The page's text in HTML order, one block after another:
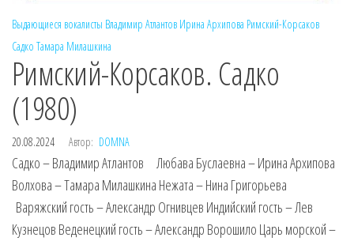
Выдающиеся вокалисты Владимир Атлантов Ирина Архипова Римский-Корсаков
Садко Тамара Милашкина
Римский-Корсаков. Садко
(1980)
20.08.2024 Автор: DOMNA
Садко – Владимир Атлантов Любава Буслаевна – Ирина Архипова
Волхова – Тамара Милашкина Нежата – Нина Григорьева
Варяжский гость – Александр Огнивцев Индийский гость – Лев
Кузнецов Веденецкий гость – Александр Ворошило Царь морской –